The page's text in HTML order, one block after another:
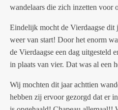
wandelaars die zich inzetten voor
Eindelijk mocht de Vierdaagse dit
weer van start! Door het enorm
de Vierdaagse een dag uitgesteld
in plaats van vier. Dat was al een
Wij mochten dit jaar achttien
hebben zij ervoor gezorgd dat er